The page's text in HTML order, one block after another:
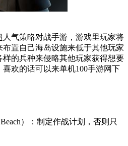
人气策略对战手游，游戏里玩家将
置自己海岛设施来低于其他玩家
的兵种来侵略其他玩家获得想要
欢的话可以来单机100手游网下
）：制定作战计划，否则只